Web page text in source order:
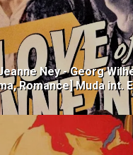
Ney - Georg
Romance] Muda int.